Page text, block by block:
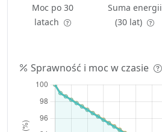
Moc po 30
latach
Suma energii
(30 lat)
Sprawność i moc w czasie